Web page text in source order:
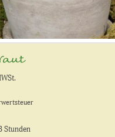
Stunden